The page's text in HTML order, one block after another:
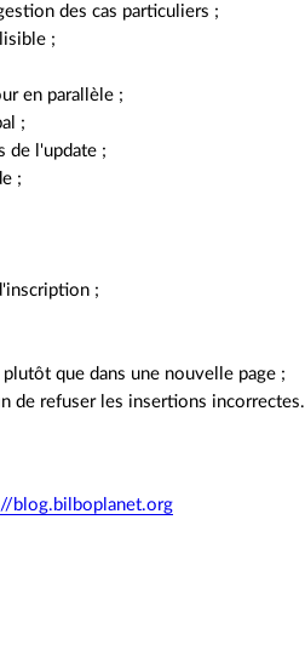
des cas particuliers ;
;
en parallèle ;
;
de l'update ;
;
;
que dans une nouvelle page ;
de refuser les insertions incorrectes.
blog.bilboplanet.org